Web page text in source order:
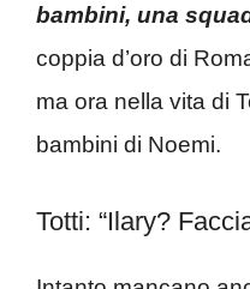
bambini, una
coppia d’oro di
ma ora nella vita di
bambini di Noemi.
Totti: “Ilary?